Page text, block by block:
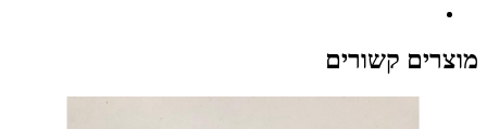
מוצרים קשורים